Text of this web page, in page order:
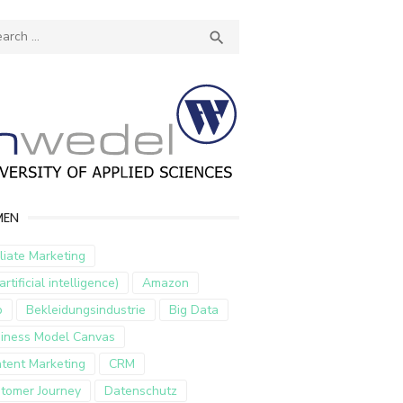

Marketing
intelligence)
Amazon
Bekleidungsindustrie
Big Data
Model Canvas
Marketing
CRM
Journey
Datenschutz